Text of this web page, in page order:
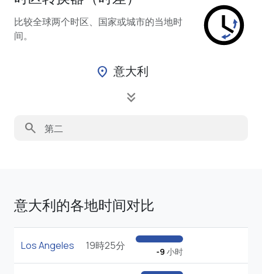
比较全球两个时区、国家或城市的当地时
间。
location_on 意大利
keyboard_double_arrow_down
search
意大利的各地时间对比
Los Angeles 19時25分 -9 小时